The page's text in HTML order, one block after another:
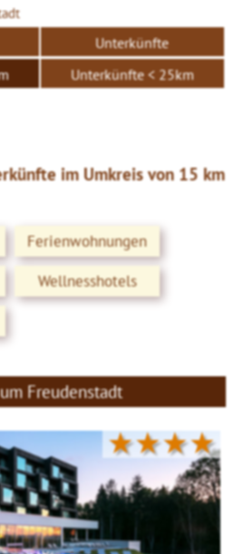
Unterkünfte
Unterkünfte < 25km
im Umkreis von 15 km
Ferienwohnungen
Wellnesshotels
Freudenstadt
★★★★